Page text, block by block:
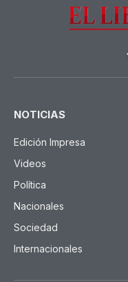
NOTICIAS
Edición Impresa
Videos
Política
Nacionales
Sociedad
Internacionales